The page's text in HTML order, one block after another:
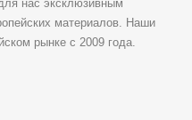
нас эксклюзивным
материалов. Наши
рынке с 2009 года.